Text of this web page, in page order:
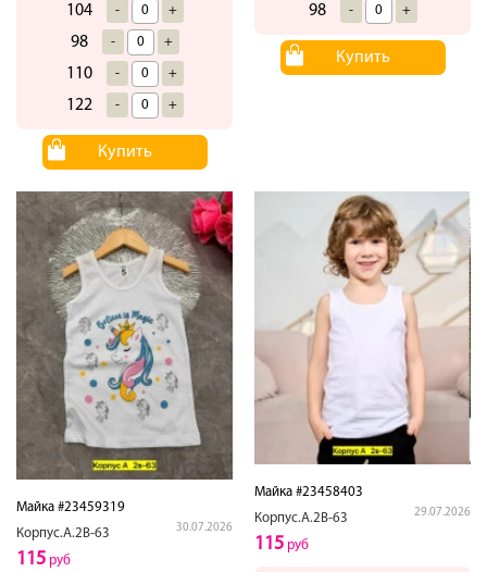
104 - +
98 - +
110 - +
122 - +
Купить
98 - +
Купить
Майка #23459319
Корпус.А.2В-63
30.07.2026
115 руб
Майка #23458403
Корпус.А.2В-63
29.07.2026
115 руб